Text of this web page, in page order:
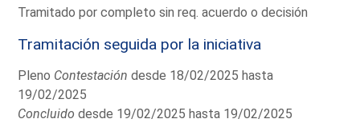
Tramitado por completo sin req. acuerdo o decisión
Tramitación seguida por la iniciativa
Pleno Contestación desde 18/02/2025 hasta
19/02/2025
Concluido desde 19/02/2025 hasta 19/02/2025